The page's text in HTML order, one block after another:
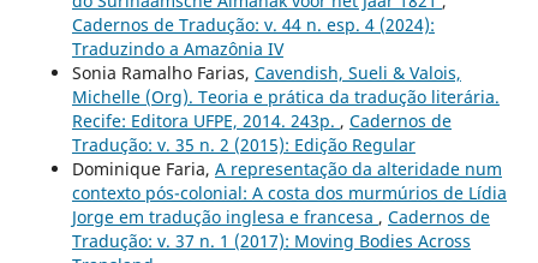
Cadernos de Tradução: v. 44 n. esp. 4 (2024):
Traduzindo a Amazônia IV
Sonia Ramalho Farias, Cavendish, Sueli & Valois,
Michelle (Org). Teoria e prática da tradução literária.
Recife: Editora UFPE, 2014. 243p. , Cadernos de
Tradução: v. 35 n. 2 (2015): Edição Regular
Dominique Faria, A representação da alteridade num
contexto pós-colonial: A costa dos murmúrios de Lídia
Jorge em tradução inglesa e francesa , Cadernos de
Tradução: v. 37 n. 1 (2017): Moving Bodies Across